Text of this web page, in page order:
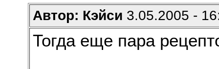
Автор: Кэйси 3.05.2005 -
Тогда еще пара